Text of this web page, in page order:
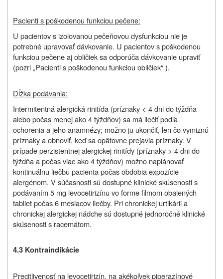
Pacienti s poškodenou funkciou pečene:
U pacientov s izolovanou pečeňovou dysfunkciou nie je
potrebné upravovať dávkovanie. U pacientov s poškodenou
funkciou pečene aj obličiek sa odporúča dávkovanie upraviť
(pozri „Pacienti s poškodenou funkciou obličiek“ ).
Dĺžka podávania:
Intermitentná alergická rinitída (príznaky < 4 dni do týždňa
alebo počas menej ako 4 týždňov) sa má liečiť podľa
ochorenia a jeho anamnézy; možno ju ukončiť, len čo vymiznú
príznaky a obnoviť, keď sa opätovne prejavia príznaky. V
prípade perzistentnej alergickej rinitídy (príznaky > 4 dni do
týždňa a počas viac ako 4 týždňov) možno naplánovať
kontinuálnu liečbu pacienta počas obdobia expozície
alergénom. V súčasnosti sú dostupné klinické skúsenosti s
podávaním 5 mg levocetirizínu vo forme filmom obalených
tabliet počas 6 mesiacov liečby. Pri chronickej urtikárii a
chronickej alergickej nádche sú dostupné jednoročné klinické
skúsenosti s racemátom.
4.3 Kontraindikácie
Precitlivenosť na levocetirizín, na akékoľvek piperazínové